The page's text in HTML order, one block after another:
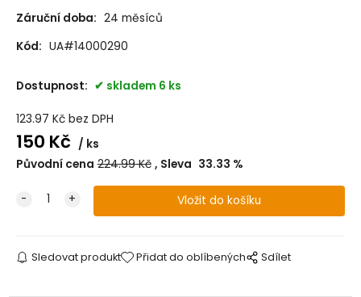
Záruční doba: 24 měsíců
Kód: UA#14000290
Dostupnost: skladem 6 ks
123.97 Kč bez DPH
150 Kč
ks
Původní cena 224.99Kč Sleva 33.33 %
Sledovat produkt Přidat do oblíbených Sdílet